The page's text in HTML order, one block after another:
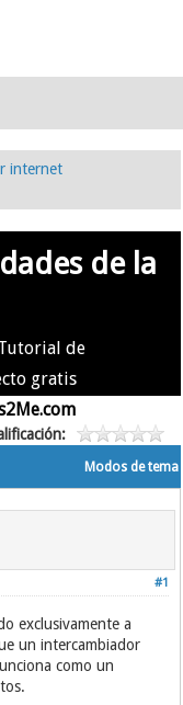
internet
de la
de
gratis
Modos de tema
#1
exclusivamente a
un intercambiador
como un